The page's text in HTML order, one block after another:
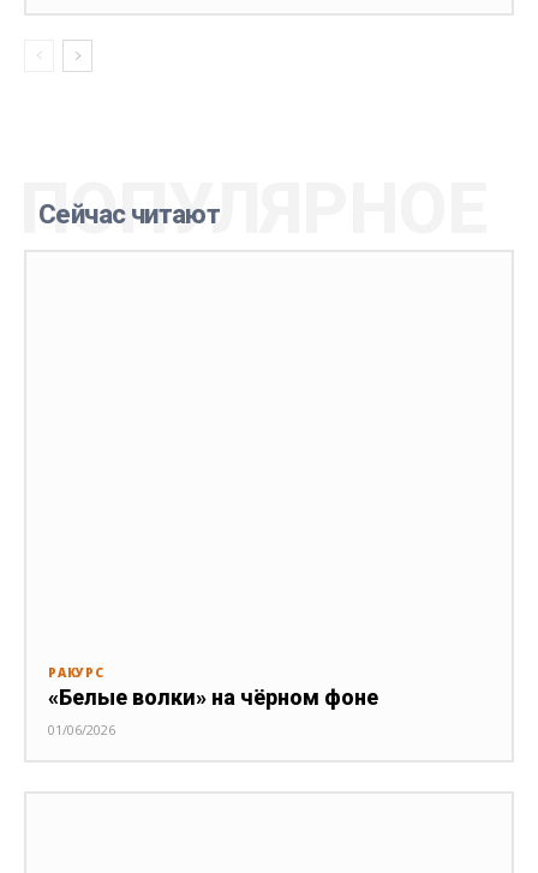
Сейчас читают
ПОПУЛЯРНОЕ
РАКУРС
«Белые волки» на чёрном фоне
01/06/2026